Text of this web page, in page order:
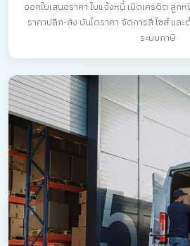
ออกใบเสนอราคา ใบแจ้งหนี้ เปิดเครดิต ลูก
ราคาปลีก-ส่ง บันไดราคา จัดการสี ไซส์ แล
ระบบภาษี